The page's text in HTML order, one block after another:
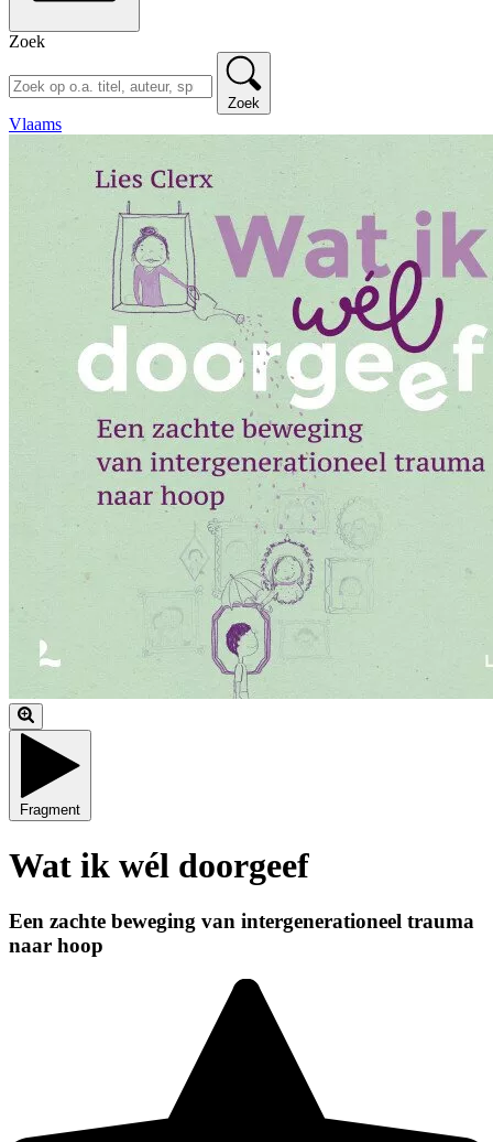
Zoek
Zoek
Vlaams
Fragment
Wat ik wél doorgeef
Een zachte beweging van intergenerationeel trauma
naar hoop